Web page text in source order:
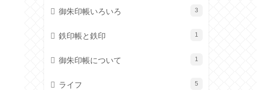
御朱印帳いろいろ 3
鉄印帳と鉄印 1
御朱印帳について 1
ライフ 5